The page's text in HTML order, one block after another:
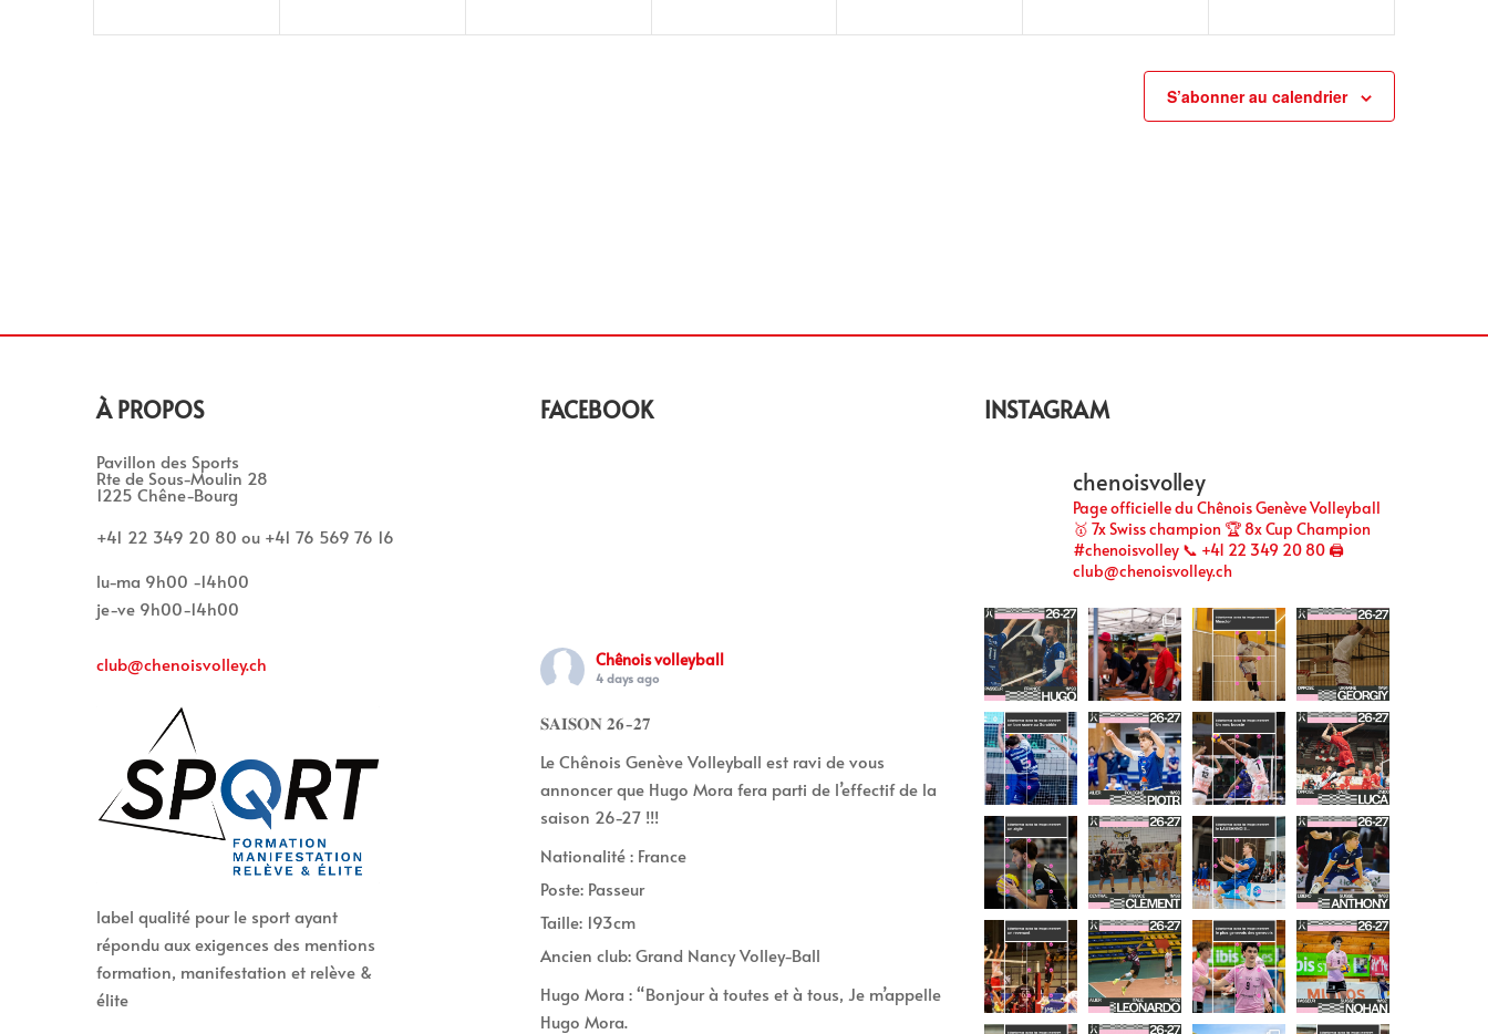
S’abonner au calendrier
À PROPOS
Pavillon des Sports
Rte de Sous-Moulin 28
1225 Chêne-Bourg
+41 22 349 20 80 ou +41 76 569 76 16
lu-ma 9h00 -14h00
je-ve 9h00-14h00
club@chenoisvolley.ch
label qualité pour le sport ayant
répondu aux exigences des mentions
formation, manifestation et relève &
élite
FACEBOOK
Chênois volleyball
4 days ago
𝐒𝐀𝐈𝐒𝐎𝐍 𝟐𝟔-𝟐𝟕
Le Chênois Genève Volleyball est ravi de vous
annoncer que Hugo Mora fera parti de l’effectif de la
saison 26-27 !!!
Nationalité : France
Poste: Passeur
Taille: 193cm
Ancien club: Grand Nancy Volley-Ball
Hugo Mora : “Bonjour à toutes et à tous, Je m’appelle
Hugo Mora.
INSTAGRAM
chenoisvolley
Page officielle du Chênois Genève Volleyball
🥇 7x Swiss champion 🏆 8x Cup Champion
#chenoisvolley 📞 +41 22 349 20 80 🖨
club@chenoisvolley.ch